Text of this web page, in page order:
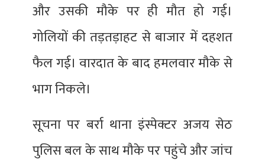
और उसकी मौके पर ही मौत हो गई।
गोलियों की तड़तड़ाहट से बाजार में दहशत
फैल गई। वारदात के बाद हमलवार मौके से
भाग निकले।
सूचना पर बर्रा थाना इंस्पेक्टर अजय सेठ
पुलिस बल के साथ मौके पर पहुंचे और जांच